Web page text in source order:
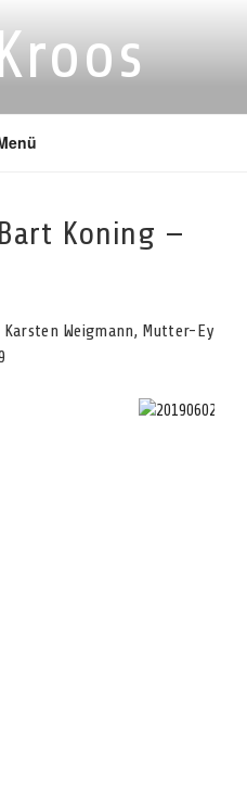
Koning —
Weigmann, Mutter-Ey